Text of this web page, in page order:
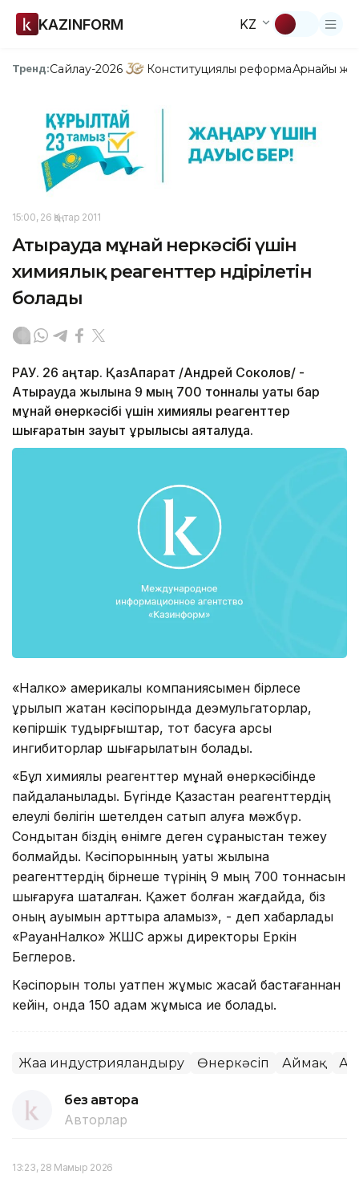
KAZINFORM KZ
Тренд:Сайлау-2026 Конституциялық реформаАрнайы
15:00, 26 Қаңтар 2011
Атырауда мұнай өнеркәсібі үшін
химиялық реагенттер өндірілетін
болады
РАУ. 26 қаңтар. ҚазАқпарат /Андрей Соколов/ -
Атырауда жылына 9 мың 700 тонналық қуаты бар
мұнай өнеркәсібі үшін химиялық реагенттер
шығаратын зауыт құрылысы аяқталуда.
«Налко» америкалық компаниясымен бірлесе
құрылып жатқан кәсіпорында деэмульгаторлар,
көпіршік тудырғыштар, тот басуға қарсы
ингибиторлар шығарылатын болады.
«Бұл химиялық реагенттер мұнай өнеркәсібінде
пайдаланылады. Бүгінде Қазақстан реагенттердің
елеулі бөлігін шетелден сатып алуға мәжбүр.
Сондықтан біздің өнімге деген сұраныстан тежеу
болмайды. Кәсіпорынның қуаты жылына
реагенттердің бірнеше түрінің 9 мың 700 тоннасын
шығаруға шақталған. Қажет болған жағдайда, біз
оның ауқымын арттыра аламыз», - деп хабарлады
«РауанНалко» ЖШС қаржы директоры Еркін
Беглеров.
Кәсіпорын толық қуатпен жұмыс жасай бастағаннан
кейін, онда 150 адам жұмысқа ие болады.
Жаңа индустрияландыру Өнеркәсіп Аймақ
без автора
Авторлар
13:23, 28 Мамыр 2026